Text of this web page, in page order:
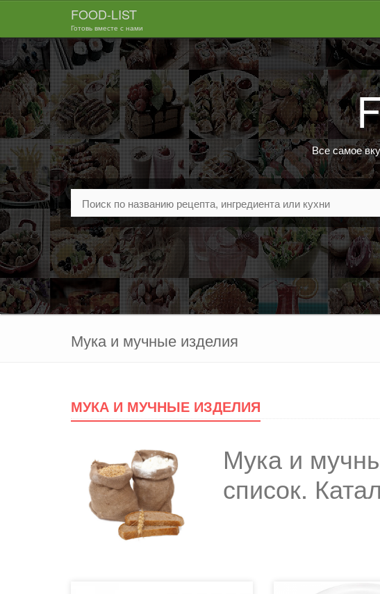
FOOD-LIST
Готовь вместе с нами
Все самое
Мука и мучные изделия
МУКА И МУЧНЫЕ ИЗДЕЛИЯ
Мука и
список.